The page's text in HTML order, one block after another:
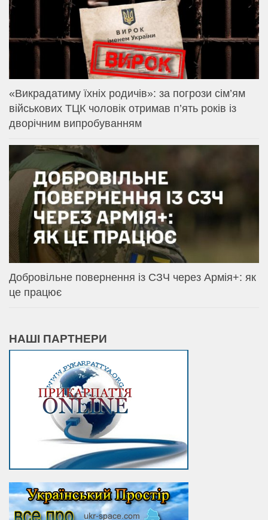
«Викрадатиму їхніх родичів»: за погрози сім’ям
військових ТЦК чоловік отримав п’ять років із
дворічним випробуванням
Добровільне повернення із СЗЧ через Армія+: як
це працює
НАШІ ПАРТНЕРИ